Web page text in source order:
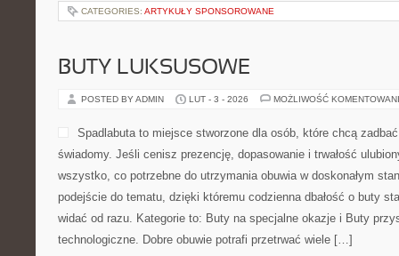
CATEGORIES: ARTYKUŁY SPONSOROWANE
BUTY LUKSUSOWE
POSTED BY ADMIN LUT - 3 - 2026 MOŻLIWOŚĆ
Spadlabuta to miejsce stworzone dla osób, które chcą
świadomy. Jeśli cenisz prezencję, dopasowanie i trwałość
wszystko, co potrzebne do utrzymania obuwia w doskonałym
podejście do tematu, dzięki któremu codzienna dbałość o buty
widać od razu. Kategorie to: Buty na specjalne okazje i Buty
technologiczne. Dobre obuwie potrafi przetrwać wiele […]